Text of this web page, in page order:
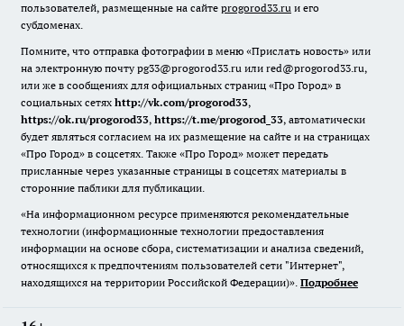
пользователей, размещенные на сайте progorod33.ru и его
субдоменах.
Помните, что отправка фотографии в меню «Прислать новость» или
на электронную почту pg33@progorod33.ru или red@progorod33.ru,
или же в сообщениях для официальных страниц «Про Город» в
социальных сетях http://vk.com/progorod33,
https://ok.ru/progorod33, https://t.me/progorod_33, автоматически
будет являться согласием на их размещение на сайте и на страницах
«Про Город» в соцсетях. Также «Про Город» может передать
присланные через указанные страницы в соцсетях материалы в
сторонние паблики для публикации.
«На информационном ресурсе применяются рекомендательные
технологии (информационные технологии предоставления
информации на основе сбора, систематизации и анализа сведений,
относящихся к предпочтениям пользователей сети "Интернет",
находящихся на территории Российской Федерации)». Подробнее